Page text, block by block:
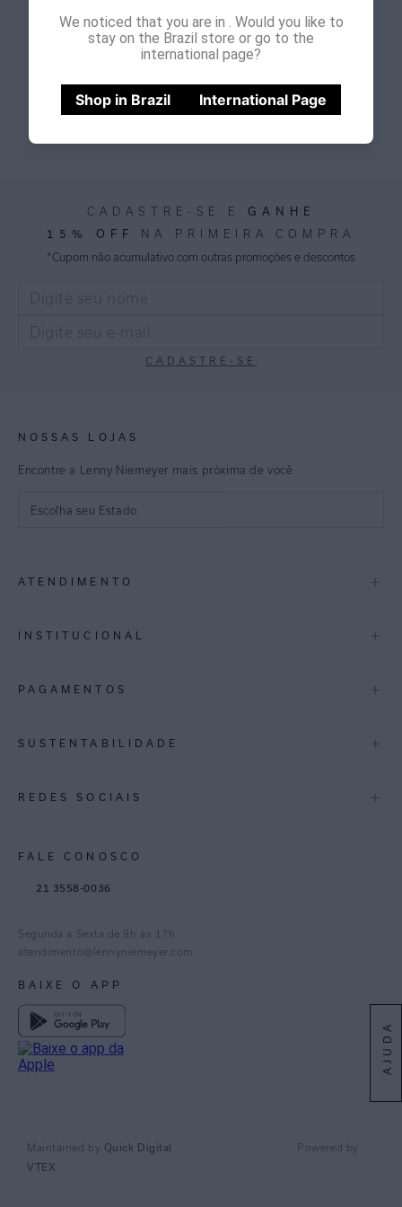
AJUDA
We noticed that you are in . Would you like to
stay on the Brazil store or go to the
international page?
Shop in Brazil International Page
desconto
Ler Mais
CADASTRE-SE E GANHE
15% OFF
NA PRIMEIRA COMPRA
*Cupom não acumulativo com outras promoções e descontos
CADASTRE-SE
NOSSAS LOJAS
Encontre a Lenny Niemeyer mais próxima de você
Escolha seu Estado
Rio de Janeiro
Bahia
Goiás
ATENDIMENTO +
INSTITUCIONAL +
PAGAMENTOS +
SUSTENTABILIDADE +
REDES SOCIAIS +
Facebook
Linkedin
FALE CONOSCO
21 3558-0036
Segunda a Sexta de 9h às 17h
atendimento@lennyniemeyer.com
BAIXE O APP
Maintained by Quick Digital Powered by
VTEX